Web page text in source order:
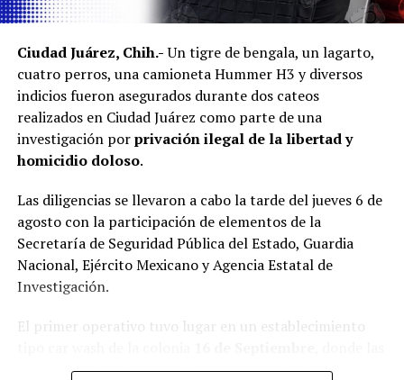
Ciudad Juárez, Chih.-Un tigre de bengala, un lagarto,
cuatro perros, una camioneta Hummer H3 y diversos
indicios fueron asegurados durante dos cateos
realizados en Ciudad Juárez como parte de una
investigación porprivación ilegal de la libertad y
homicidio doloso.
Las diligencias se llevaron a cabo la tarde del jueves 6 de
agosto con la participación de elementos de la
Secretaría de Seguridad Pública del Estado, Guardia
Nacional, Ejército Mexicano y Agencia Estatal de
Investigación.
El primer operativo tuvo lugar en un establecimiento
autoridades localizaron al tigre de bengala dentro de